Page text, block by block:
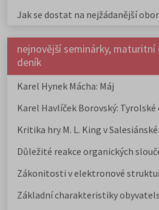
Jak se dostat na nejžádanější
nejnovější seminárky,
deník
Karel Hynek Mácha: Máj
Karel Havlíček Borovský: Tyrolské
Kritika hry M. L. King v
Důležité reakce organických
Zákonitosti v elektronové
Základní charakteristiky